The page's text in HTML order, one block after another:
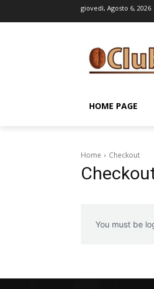
giovedì, Agosto 6, 2026
HOME PAGE
Home Checkout
You must be